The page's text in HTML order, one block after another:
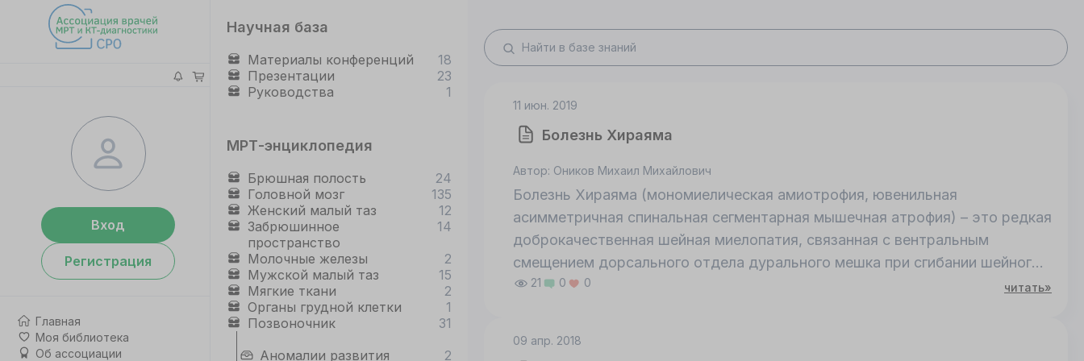
Вход
Регистрация
Главная
Моя библиотека
Об ассоциации
Научная база
Материалы конференций
18
Презентации
23
Руководства
1
МРТ-энциклопедия
Брюшная полость
24
Головной мозг
135
Женский малый таз
12
Забрюшинное
пространство
14
Молочные железы
2
Мужской малый таз
15
Мягкие ткани
2
Органы грудной клетки
1
Позвоночник
31
Аномалии развития
2
11 июн. 2019
Болезнь Хираяма
Автор: Оников Михаил Михайлович
Болезнь Хираяма (мономиелическая амиотрофия, ювенильная
асимметричная спинальная сегментарная мышечная атрофия) – это редкая
доброкачественная шейная миелопатия, связанная с вентральным
смещением дорсального отдела дурального мешка при сгибании шейного
отдела позвоночника с локальной компрессией спинного мозга и
21 0 0 читать»
09 апр. 2018